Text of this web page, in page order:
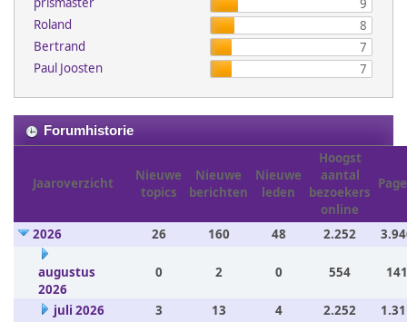
9
Roland
8
Bertrand
7
Paul Joosten
7
Forumhistorie
Jaaroverzicht
Nieuwe
topics
Nieuwe
berichten
Nieuwe
leden
Hoogst
aantal
bezoekers
online
2026 26 160 48 2.252
augustus
2026
0 2 0 554
juli 2026 3 13 4 2.252